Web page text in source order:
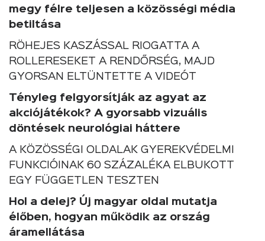
megy félre teljesen a közösségi média
betiltása
RÖHEJES KASZÁSSAL RIOGATTA A
ROLLERESEKET A RENDŐRSÉG, MAJD
GYORSAN ELTÜNTETTE A VIDEÓT
Tényleg felgyorsítják az agyat az
akciójátékok? A gyorsabb vizuális
döntések neurológiai háttere
A KÖZÖSSÉGI OLDALAK GYEREKVÉDELMI
FUNKCIÓINAK 60 SZÁZALÉKA ELBUKOTT
EGY FÜGGETLEN TESZTEN
Hol a delej? Új magyar oldal mutatja
élőben, hogyan működik az ország
áramellátása